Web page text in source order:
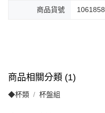
商品貨號 1061858
商品相關分類 (1)
◆杯類 杯盤組